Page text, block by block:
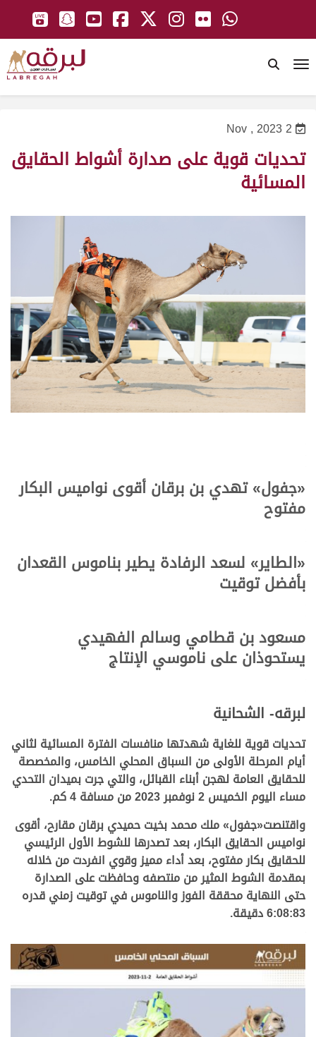
2 Nov , 2023
تحديات قوية على صدارة أشواط الحقايق
المسائية
«جفول» تهدي بن برقان أقوى نواميس البكار
مفتوح
«الطاير» لسعد الرفادة يطير بناموس القعدان
بأفضل توقيت
مسعود بن قطامي وسالم الفهيدي
يستحوذان على ناموسي الإنتاج
لبرقه- الشحانية
تحديات قوية للغاية شهدتها منافسات الفترة المسائية لثاني
أيام المرحلة الأولى من السباق المحلي الخامس، والمخصصة
للحقايق العامة لهجن أبناء القبائل، والتي جرت بميدان التحدي
مساء اليوم الخميس 2 نوفمبر 2023 من مسافة 4 كم.
واقتنصت«جفول»ملكمحمد بخيت حميدي برقان مقارح، أقوى
نواميس الحقايق البكار، بعد تصدرها للشوط الأول الرئيسي
للحقايقبكار مفتوح، بعد أداء مميز وقوي انفردت من خلاله
بمقدمة الشوط المثير من منتصفه وحافظت على الصدارة
حتى النهاية محققة الفوز والناموس في توقيت زمني قدره
6:08:83 دقيقة.